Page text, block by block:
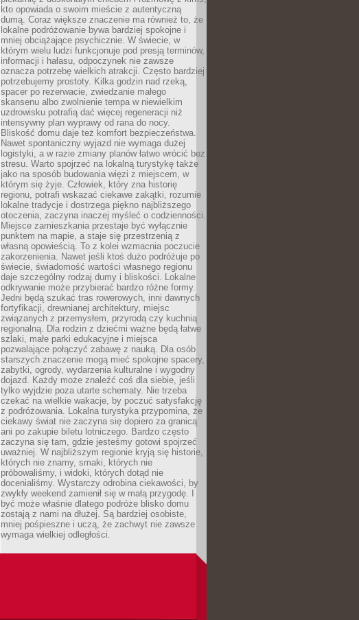
kto opowiada o swoim mieście z autentyczną
dumą. Coraz większe znaczenie ma również to, że
lokalne podróżowanie bywa bardziej spokojne i
mniej obciążające psychicznie. W świecie, w
którym wielu ludzi funkcjonuje pod presją terminów,
informacji i hałasu, odpoczynek nie zawsze
oznacza potrzebę wielkich atrakcji. Często bardziej
potrzebujemy prostoty. Kilka godzin nad rzeką,
spacer po rezerwacie, zwiedzanie małego
skansenu albo zwolnienie tempa w niewielkim
uzdrowisku potrafią dać więcej regeneracji niż
intensywny plan wyprawy od rana do nocy.
Bliskość domu daje też komfort bezpieczeństwa.
Nawet spontaniczny wyjazd nie wymaga dużej
logistyki, a w razie zmiany planów łatwo wrócić bez
stresu. Warto spojrzeć na lokalną turystykę także
jako na sposób budowania więzi z miejscem, w
którym się żyje. Człowiek, który zna historię
regionu, potrafi wskazać ciekawe zakątki, rozumie
lokalne tradycje i dostrzega piękno najbliższego
otoczenia, zaczyna inaczej myśleć o codzienności.
Miejsce zamieszkania przestaje być wyłącznie
punktem na mapie, a staje się przestrzenią z
własną opowieścią. To z kolei wzmacnia poczucie
zakorzenienia. Nawet jeśli ktoś dużo podróżuje po
świecie, świadomość wartości własnego regionu
daje szczególny rodzaj dumy i bliskości. Lokalne
odkrywanie może przybierać bardzo różne formy.
Jedni będą szukać tras rowerowych, inni dawnych
fortyfikacji, drewnianej architektury, miejsc
związanych z przemysłem, przyrodą czy kuchnią
regionalną. Dla rodzin z dziećmi ważne będą łatwe
szlaki, małe parki edukacyjne i miejsca
pozwalające połączyć zabawę z nauką. Dla osób
starszych znaczenie mogą mieć spokojne spacery,
zabytki, ogrody, wydarzenia kulturalne i wygodny
dojazd. Każdy może znaleźć coś dla siebie, jeśli
tylko wyjdzie poza utarte schematy. Nie trzeba
czekać na wielkie wakacje, by poczuć satysfakcję
z podróżowania. Lokalna turystyka przypomina, że
ciekawy świat nie zaczyna się dopiero za granicą
ani po zakupie biletu lotniczego. Bardzo często
zaczyna się tam, gdzie jesteśmy gotowi spojrzeć
uważniej. W najbliższym regionie kryją się historie,
których nie znamy, smaki, których nie
próbowaliśmy, i widoki, których dotąd nie
docenialiśmy. Wystarczy odrobina ciekawości, by
zwykły weekend zamienił się w małą przygodę. I
być może właśnie dlatego podróże blisko domu
zostają z nami na dłużej. Są bardziej osobiste,
mniej pośpieszne i uczą, że zachwyt nie zawsze
wymaga wielkiej odległości.